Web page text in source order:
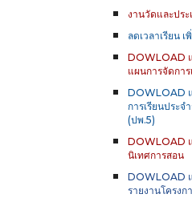
งานวัดและประ
ลดเวลาเรียน เ
DOWLOAD
แผนการจัดการ
DOWLOAD
การเรียนประจ
(ปพ.5)
DOWLOAD
นิเทศการสอน
DOWLOAD
รายงานโครงก